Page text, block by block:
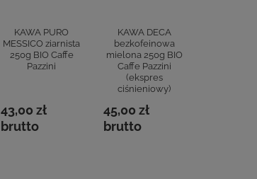
KAWA PURO
MESSICO ziarnista
250g BIO Caffe
Pazzini
43,00 zł
brutto
KAWA DECA
bezkofeinowa
mielona 250g BIO
Caffe Pazzini
(ekspres
ciśnieniowy)
45,00 zł
brutto